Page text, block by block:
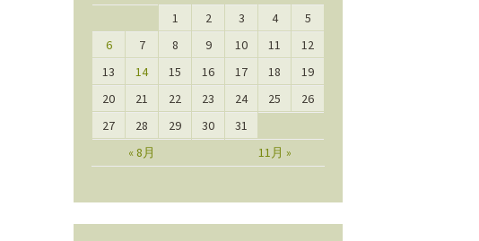
« 8月 11月 »
1 2 3 4
5
6
7 8 9 10 11
12
13
14 15 16 17 18
19
20
21 22 23 24 25
26
27
28 29 30 31